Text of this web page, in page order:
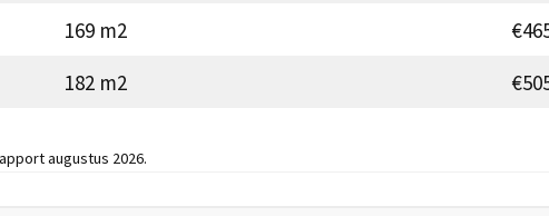
169 m2
182 m2
augustus 2026.